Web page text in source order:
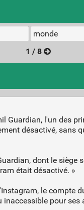
1 / 8
Guardian, l'un des
désactivé, sans
dont le
était désactivé. »
le compte
pour